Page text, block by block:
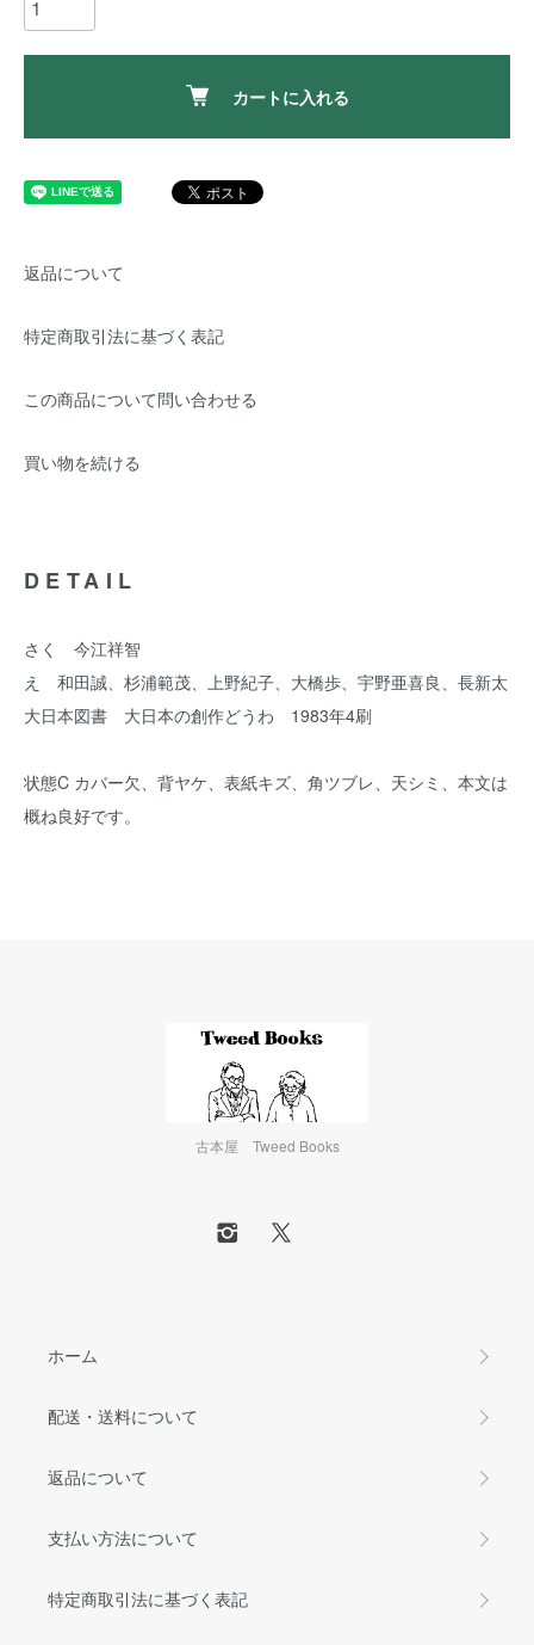
カートに入れる
返品について
特定商取引法に基づく表記
この商品について問い合わせる
買い物を続ける
DETAIL
さく 今江祥智
え 和田誠、杉浦範茂、上野紀子、大橋歩、宇野亜喜良、長新太
大日本図書 大日本の創作どうわ 1983年4刷
状態C カバー欠、背ヤケ、表紙キズ、角ツブレ、天シミ、本文は
概ね良好です。
古本屋 Tweed Books
ホーム
配送・送料について
返品について
支払い方法について
特定商取引法に基づく表記